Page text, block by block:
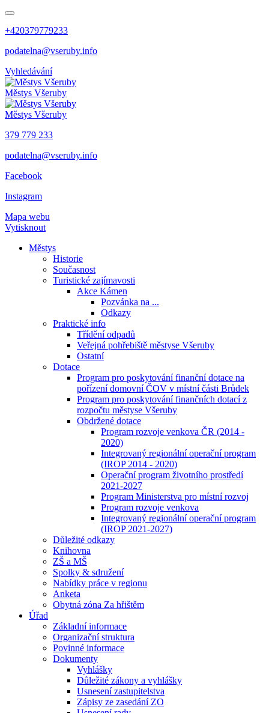
+420379779233
podatelna@vseruby.info
Vyhledávání
Městys Všeruby
Městys Všeruby
379 779 233
podatelna@vseruby.info
Facebook
Instagram
Mapa webu
Vytisknout
Městys
Historie
Současnost
Turistické zajímavosti
Akce Kámen
Pozvánka na ...
Odkazy
Praktické info
Třídění odpadů
Veřejná pohřebiště městyse Všeruby
Ostatní
Dotace
Program pro poskytování finanční dotace na
pořízení domovní ČOV v místní části Brůdek
Program pro poskytování finančních dotací z
rozpočtu městyse Všeruby
Obdržené dotace
Program rozvoje venkova ČR (2014 -
2020)
Integrovaný regionální operační program
(IROP 2014 - 2020)
Operační program životního prostředí
2021-2027
Program Ministerstva pro místní rozvoj
Program rozvoje venkova
Integrovaný regionální operační program
(IROP 2021-2027)
Důležité odkazy
Knihovna
ZŠ a MŠ
Spolky & sdružení
Nabídky práce v regionu
Anketa
Obytná zóna Za hřištěm
Úřad
Základní informace
Organizační struktura
Povinné informace
Dokumenty
Vyhlášky
Důležité zákony a vyhlášky
Usnesení zastupitelstva
Zápisy ze zasedání ZO